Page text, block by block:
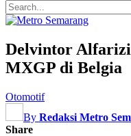
Delvintor
MXGP di Belgia
Otomotif
By Redaksi Metro
Share